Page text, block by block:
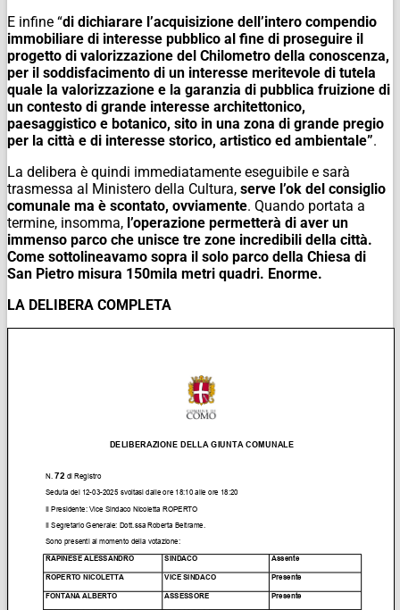
E infine “di dichiarare l’acquisizione dell’intero compendio
immobiliare di interesse pubblico al fine di proseguire il
progetto di valorizzazione del Chilometro della conoscenza,
per il soddisfacimento di un interesse meritevole di tutela
quale la valorizzazione e la garanzia di pubblica fruizione di
un contesto di grande interesse architettonico,
paesaggistico e botanico, sito in una zona di grande pregio
per la città e di interesse storico, artistico ed ambientale”.
La delibera è quindi immediatamente eseguibile e sarà
trasmessa al Ministero della Cultura, serve l’ok del consiglio
comunale ma è scontato, ovviamente. Quando portata a
termine, insomma, l’operazione permetterà di aver un
immenso parco che unisce tre zone incredibili della città.
Come sottolineavamo sopra il solo parco della Chiesa di
San Pietro misura 150mila metri quadri. Enorme.
LA DELIBERA COMPLETA